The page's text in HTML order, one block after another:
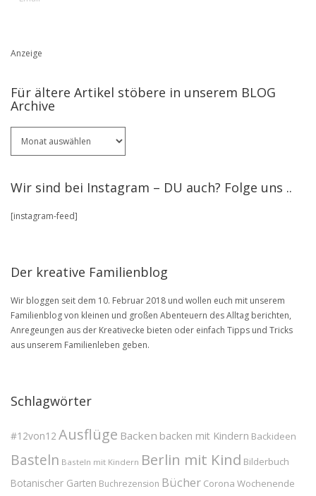
Anzeige
Für ältere Artikel stöbere in unserem BLOG
Archive
ältere
in
BLOG
Wir sind bei Instagram – DU auch? Folge uns ..
[instagram-feed]
Der kreative Familienblog
Wir bloggen seit dem 10. Februar 2018 und wollen euch mit unserem
Familienblog von kleinen und großen Abenteuern des Alltag berichten,
Anregeungen aus der Kreativecke bieten oder einfach Tipps und Tricks
aus unserem Familienleben geben.
Schlagwörter
#12von12 Ausflüge Backen backen mit Kindern Backideen
Basteln Basteln mit Kindern Berlin mit Kind Bilderbuch
Botanischer Garten Buchrezension Bücher Corona Wochenende